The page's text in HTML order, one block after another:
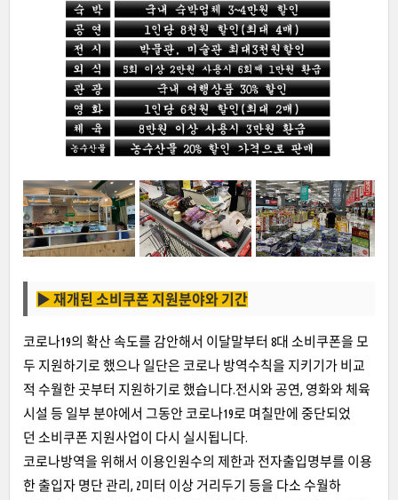
▶ 재개된 소비쿠폰 지원분야와 기간
코로나19의 확산 속도를 감안해서 이달말부터 8대 소비쿠폰을 모
두 지원하기로 했으나 일단은 코로나 방역수칙을 지키기가 비교
적 수월한 곳부터 지원하기로 했습니다.전시와 공연, 영화와 체육
시설 등 일부 분야에서 그동안 코로나19로 며칠만에 중단되었
던 소비쿠폰 지원사업이 다시 실시됩니다.
코로나방역을 위해서 이용인원수의 제한과 전자출입명부를 이용
한 출입자 명단 관리, 2미터 이상 거리두기 등을 다소 수월하